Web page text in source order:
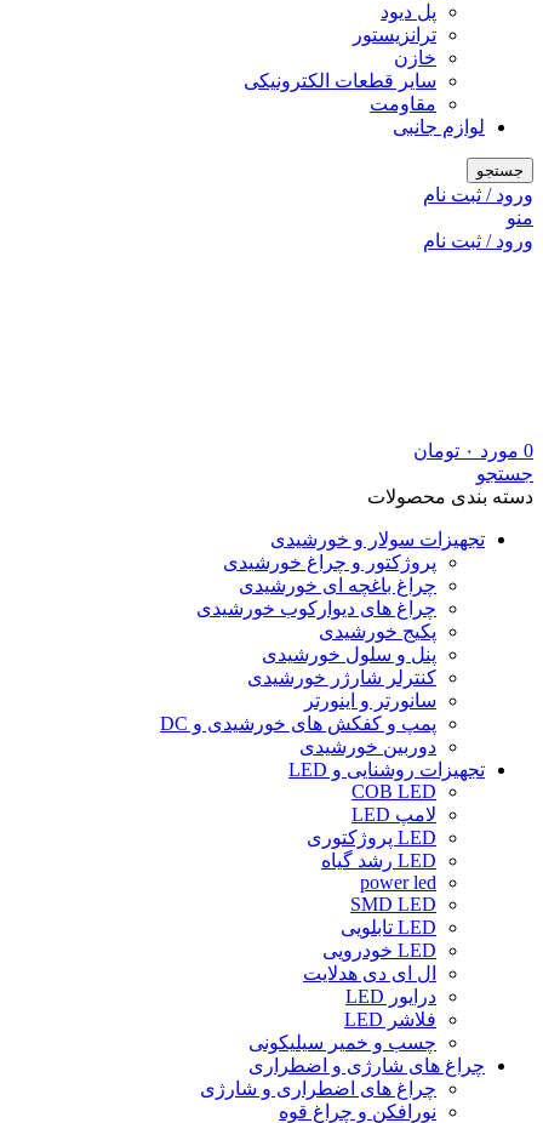
پل دیود
ترانزیستور
خازن
سایر قطعات الکترونیکی
مقاومت
لوازم جانبی
جستجو
ورود / ثبت نام
منو
ورود / ثبت نام
0 مورد ۰ تومان
جستجو
دسته بندی محصولات
تجهیزات سولار و خورشیدی
پروژکتور و چراغ خورشیدی
چراغ باغچه ای خورشیدی
چراغ های دیوارکوب خورشیدی
پکیج خورشیدی
پنل و سلول خورشیدی
کنترلر شارژر خورشیدی
سانورتر و اینورتر
پمپ و کفکش های خورشیدی و DC
دوربین خورشیدی
تجهیزات روشنایی و LED
COB LED
لامپ LED
LED پروژکتوری
LED رشد گیاه
power led
SMD LED
LED تابلویی
LED خودرویی
ال ای دی هدلایت
درایور LED
فلاشر LED
چسب و خمیر سیلیکونی
چراغ های شارژی و اضطراری
چراغ های اضطراری و شارژی
نورافکن و چراغ قوه